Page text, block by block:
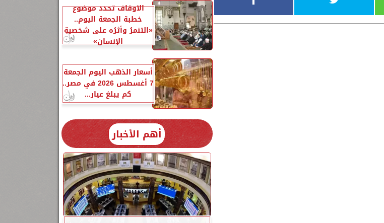
الأوقاف تحدد موضوع
خطبة الجمعة اليوم..
«التنمرُ وأثرُه على شخصيةِ
الإنسانِ»
أسعار الذهب اليوم الجمعة
7 أغسطس 2026 في مصر..
كم يبلغ عيار...
أهم الأخبار